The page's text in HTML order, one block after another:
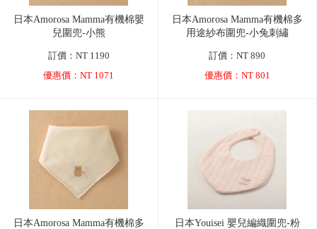
日本Amorosa Mamma有機棉嬰
兒圍兜-小熊
訂價：NT 1190
優惠價：NT 1071
日本Amorosa Mamma有機棉多
用途紗布圍兜-小兔刺繡
訂價：NT 890
優惠價：NT 801
日本Amorosa Mamma有機棉多
日本Youisei 嬰兒編織圍兜-粉